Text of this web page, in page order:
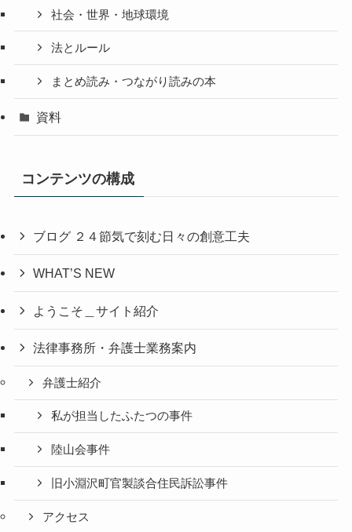
社会・世界・地球環境
法とルール
まとめ読み・つながり読みの本
資料
コンテンツの構成
ブログ ２４節気で刻む日々の創意工夫
WHAT’S NEW
ようこそ＿サイト紹介
法律事務所・弁護士業務案内
弁護士紹介
私が担当したふたつの事件
陸山会事件
旧小淵沢町官製談合住民訴訟事件
アクセス